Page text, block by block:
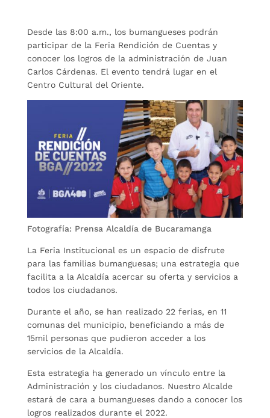
Desde las 8:00 a.m., los bumangueses podrán
participar de la Feria Rendición de Cuentas y
conocer los logros de la administración de Juan
Carlos Cárdenas. El evento tendrá lugar en el
Centro Cultural del Oriente.
Fotografía: Prensa Alcaldía de Bucaramanga
La Feria Institucional es un espacio de disfrute
para las familias bumanguesas; una estrategia que
facilita a la Alcaldía acercar su oferta y servicios a
todos los ciudadanos.
Durante el año, se han realizado 22 ferias, en 11
comunas del municipio, beneficiando a más de
15mil personas que pudieron acceder a los
servicios de la Alcaldía.
Esta estrategia ha generado un vínculo entre la
Administración y los ciudadanos. Nuestro Alcalde
estará de cara a bumangueses dando a conocer los
logros realizados durante el 2022.